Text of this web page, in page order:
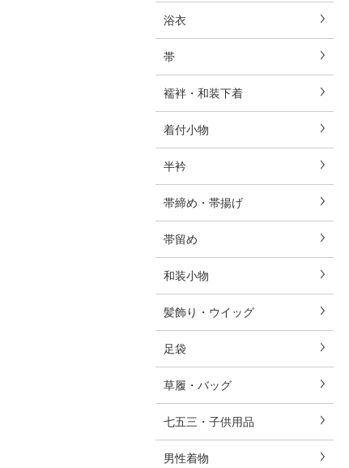
浴衣
帯
襦袢・和装下着
着付小物
半衿
帯締め・帯揚げ
帯留め
和装小物
髪飾り・ウイッグ
足袋
草履・バッグ
七五三・子供用品
男性着物